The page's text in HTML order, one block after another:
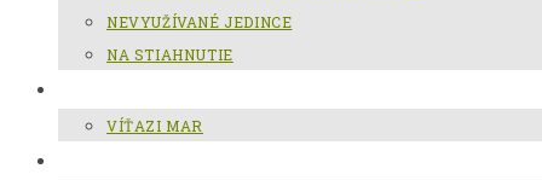
NEVYUŽÍVANÉ JEDINCE
NA STIAHNUTIE
VÍŤAZI MAR